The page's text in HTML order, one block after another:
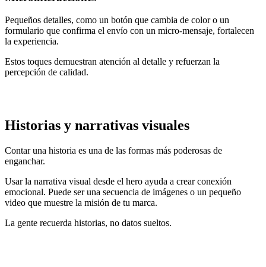
Pequeños detalles, como un botón que cambia de color o un
formulario que confirma el envío con un micro-mensaje, fortalecen
la experiencia.
Estos toques demuestran atención al detalle y refuerzan la
percepción de calidad.
Historias y narrativas visuales
Contar una historia es una de las formas más poderosas de
enganchar.
Usar la narrativa visual desde el hero ayuda a crear conexión
emocional. Puede ser una secuencia de imágenes o un pequeño
video que muestre la misión de tu marca.
La gente recuerda historias, no datos sueltos.